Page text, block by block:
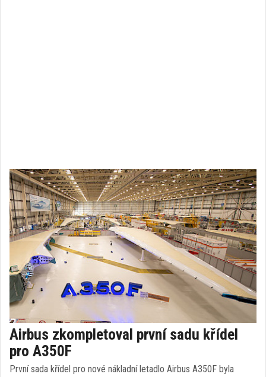
Airbus zkompletoval první sadu křídel
pro A350F
První sada křídel pro nové nákladní letadlo Airbus A350F byla